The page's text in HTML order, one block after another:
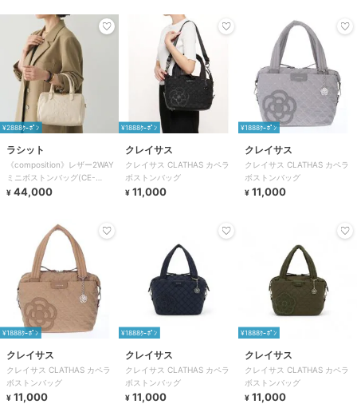
¥2888ｸｰﾎﾟﾝ
ラシット
《composition》レザー2WAY
ミニボストンバッグ(CE-
1684）
¥ 44,000
¥1888ｸｰﾎﾟﾝ
クレイサス
クレイサス CLATHAS カペラ
ボストンバッグ
¥ 11,000
¥1888ｸｰﾎﾟﾝ
クレイサス
クレイサス CLATHAS カペラ
ボストンバッグ
¥ 11,000
¥1888ｸｰﾎﾟﾝ
クレイサス
クレイサス CLATHAS カペラ
ボストンバッグ
¥ 11,000
¥1888ｸｰﾎﾟﾝ
クレイサス
クレイサス CLATHAS カペラ
ボストンバッグ
¥ 11,000
¥1888ｸｰﾎﾟﾝ
クレイサス
クレイサス CLATHAS カペラ
ボストンバッグ
¥ 11,000